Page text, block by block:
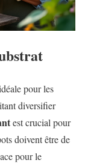
pour les
diversifier
est crucial pour
doivent être de
pour le